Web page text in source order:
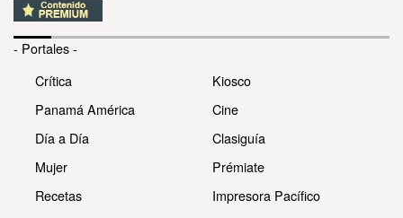
- Portales -
Crítica
Panamá América
Día a Día
Mujer
Recetas
Kiosco
Cine
Clasiguía
Prémiate
Impresora Pacífico